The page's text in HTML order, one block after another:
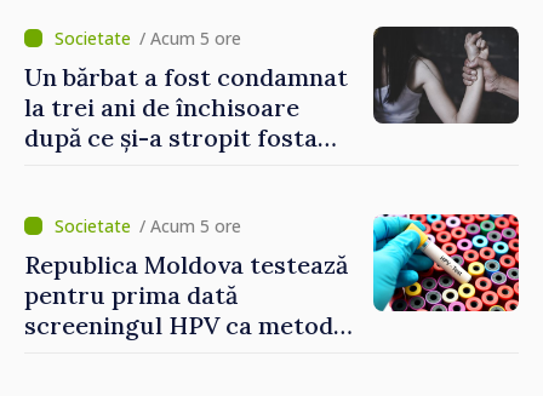
/ Acum 5 ore
Un bărbat a fost condamnat
la trei ani de închisoare
după ce și-a stropit fosta
/ Acum 5 ore
Republica Moldova testează
pentru prima dată
screeningul HPV ca metodă